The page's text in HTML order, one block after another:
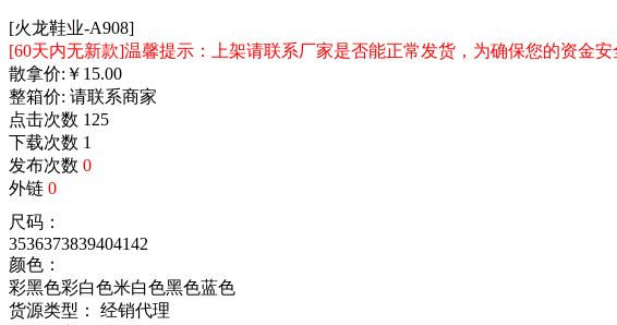
[火龙鞋业-A908]
[60天内无新款]温馨提示：上架请联系厂家是否能正常发货，为确保您的资金安
散拿价: ￥ 15.00
整箱价: 请联系商家
点击次数 125
下载次数 1
发布次数 0
外链 0
尺码：
3536373839404142
颜色：
彩黑色彩白色米白色黑色蓝色
货源类型： 经销代理